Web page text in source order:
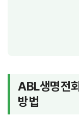
ABL생명전
방법